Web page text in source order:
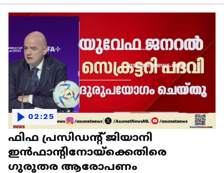
ഫിഫ പ്രസിഡന്റ് ജിയാനി
ഇൻഫാന്റിനോയ്‌ക്കെതിരെ
ഗുരുതര ആരോപണം
02:25